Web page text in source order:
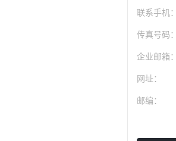
联系手机：
传真号码：
企业邮箱：
网址：
邮编：